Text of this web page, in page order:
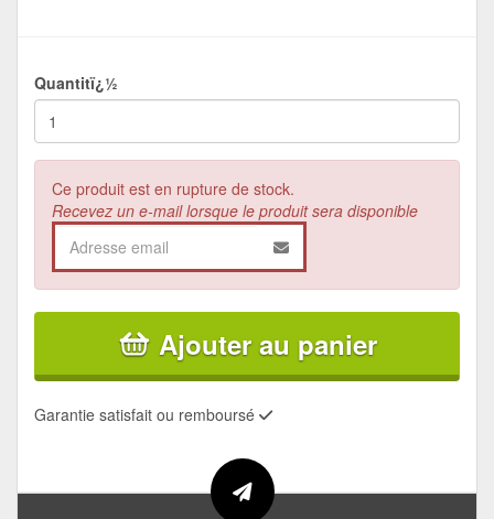
Quantitï¿½
Ce produit est en rupture de stock.
Recevez un e-mail lorsque le produit sera disponible
Ajouter au panier
Garantie satisfait ou remboursé